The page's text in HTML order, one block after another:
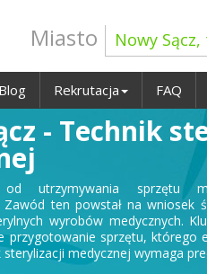
Miasto Nowy
Blog Rekrutacja FAQ
- Technik
utrzymywania sprzętu
Zawód ten powstał na wniosek
wyrobów medycznych.
przygotowanie sprzętu, którego
medycznej wymaga